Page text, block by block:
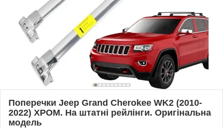
Поперечки Jeep Grand Cherokee WK2 (2010-
2022) ХРОМ. На штатні рейлінги. Оригінальна
модель